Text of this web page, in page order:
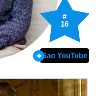
#
16
Sao YouTube